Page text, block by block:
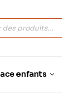
enfants